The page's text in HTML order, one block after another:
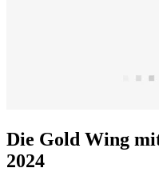
Die Gold Wing
2024